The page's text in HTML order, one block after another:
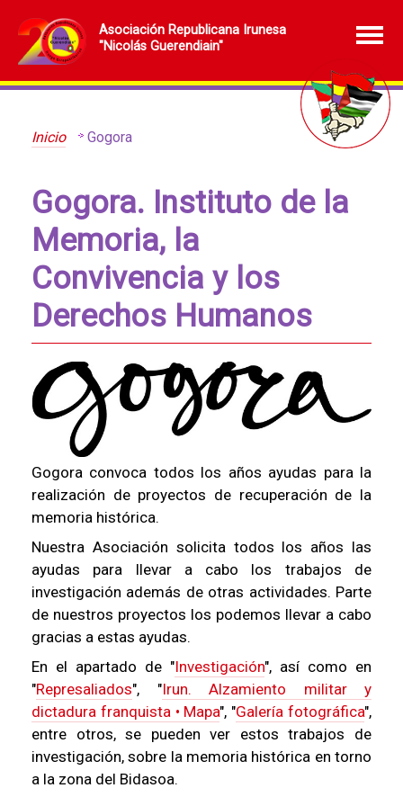
Asociación Republicana Irunesa
"Nicolás Guerendiain"
Inicio Gogora
Gogora. Instituto de la
Memoria, la
Convivencia y los
Derechos Humanos
Gogora convoca todos los años ayudas para la
realización de proyectos de recuperación de la
memoria histórica.
Nuestra Asociación solicita todos los años las
ayudas para llevar a cabo los trabajos de
investigación además de otras actividades. Parte
de nuestros proyectos los podemos llevar a cabo
gracias a estas ayudas.
En el apartado de "Investigación", así como en
"Represaliados", "Irun. Alzamiento militar y
dictadura franquista • Mapa", "Galería fotográfica",
entre otros, se pueden ver estos trabajos de
investigación, sobre la memoria histórica en torno
a la zona del Bidasoa.